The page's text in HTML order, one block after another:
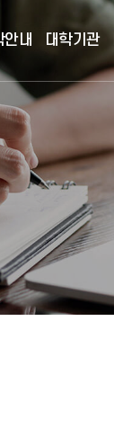
안내 대학기관